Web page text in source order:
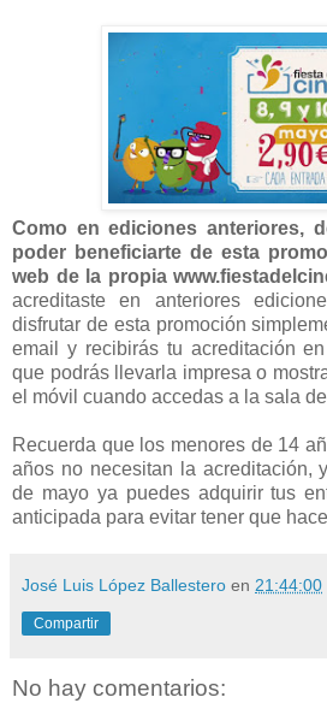
Como en ediciones anteriores,
poder beneficiarte de esta
web de la propia
acreditaste en anteriores
disfrutar de esta promoción
email y recibirás tu acreditación
que podrás llevarla impresa o
el móvil cuando accedas a la sala
Recuerda que los menores de 14
años no necesitan la acreditación,
de mayo ya puedes adquirir tus
anticipada para evitar tener que
José Luis López Ballestero en 21:44:00
Compartir
No hay comentarios: